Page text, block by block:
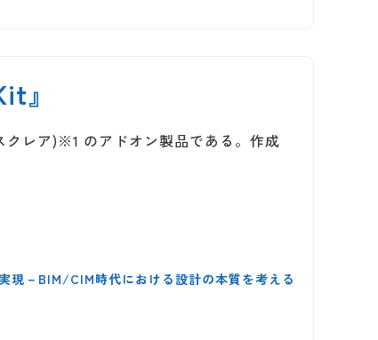
』
レア)※1 のアドオン製品である。作成
現－BIM/CIM時代における設計の本質を考える